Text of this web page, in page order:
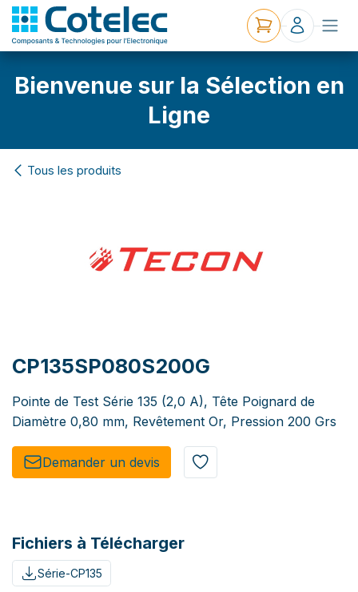
Bienvenue sur la Sélection en
Ligne
Tous les produits
CP135SP080S200G
Pointe de Test Série 135 (2,0 A), Tête Poignard de
Diamètre 0,80 mm, Revêtement Or, Pression 200 Grs
Demander un de​​vis​​
Fichiers à Télécharger
Série-CP135